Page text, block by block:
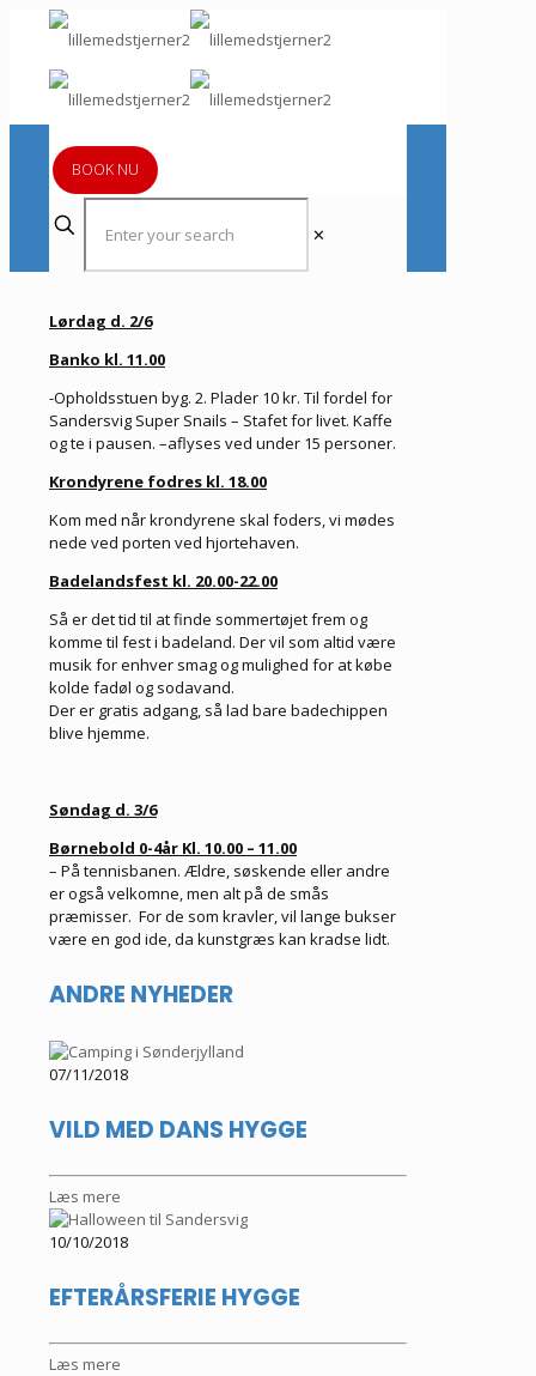
BOOK NU
✕
Lørdag d. 2/6
Banko kl. 11.00
-Opholdsstuen byg. 2. Plader 10 kr. Til fordel for
Sandersvig Super Snails – Stafet for livet. Kaffe
og te i pausen. –aflyses ved under 15 personer.
Krondyrene fodres kl. 18.00
Kom med når krondyrene skal foders, vi mødes
nede ved porten ved hjortehaven.
Badelandsfest kl. 20.00-22.00
Så er det tid til at finde sommertøjet frem og
komme til fest i badeland. Der vil som altid være
musik for enhver smag og mulighed for at købe
kolde fadøl og sodavand.
Der er gratis adgang, så lad bare badechippen
blive hjemme.
Søndag d. 3/6
Børnebold 0-4år Kl. 10.00 – 11.00
– På tennisbanen. Ældre, søskende eller andre
er også velkomne, men alt på de smås
præmisser. For de som kravler, vil lange bukser
være en god ide, da kunstgræs kan kradse lidt.
ANDRE NYHEDER
07/11/2018
VILD MED DANS HYGGE
Læs mere
10/10/2018
EFTERÅRSFERIE HYGGE
Læs mere